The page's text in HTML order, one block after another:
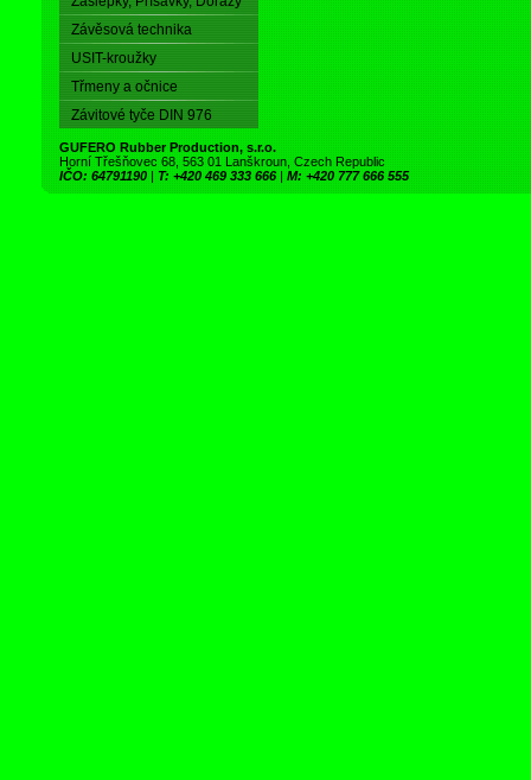
Závěsová technika
USIT-kroužky
Třmeny a očnice
Závitové tyče DIN 976
GUFERO Rubber Production, s.r.o.
Horní Třešňovec 68, 563 01 Lanškroun, Czech Republic
IČO: 64791190 | T: +420 469 333 666 | M: +420 777 666 555